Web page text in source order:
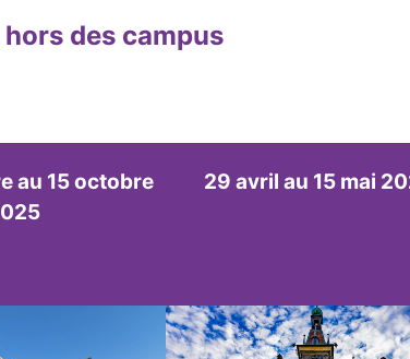
des campus
au 15 octobre
29 avril au 15 mai